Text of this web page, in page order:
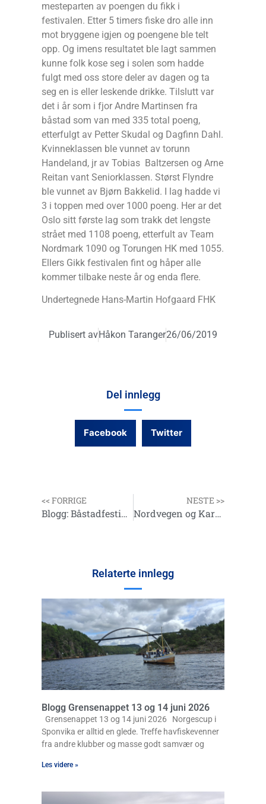
mesteparten av poengen du fikk i
festivalen. Etter 5 timers fiske dro alle inn
mot bryggene igjen og poengene ble telt
opp. Og imens resultatet ble lagt sammen
kunne folk kose seg i solen som hadde
fulgt med oss store deler av dagen og ta
seg en is eller leskende drikke. Tilslutt var
det i år som i fjor Andre Martinsen fra
båstad som van med 335 total poeng,
etterfulgt av Petter Skudal og Dagfinn Dahl.
Kvinneklassen ble vunnet av torunn
Handeland, jr av Tobias Baltzersen og Arne
Reitan vant Seniorklassen. Størst Flyndre
ble vunnet av Bjørn Bakkelid. I lag hadde vi
3 i toppen med over 1000 poeng. Her ar det
Oslo sitt første lag som trakk det lengste
strået med 1108 poeng, etterfult av Team
Nordmark 1090 og Torungen HK med 1055.
Ellers Gikk festivalen fint og håper alle
kommer tilbake neste år og enda flere.
Undertegnede Hans-Martin Hofgaard FHK
Publisert avHåkon Taranger26/06/2019
Del innlegg
Facebook Twitter
<< FORRIGE
Blogg: Båstadfestivalen den 5. mai 2019
NESTE >>
Nordvegen og Karmøy Havfiskefestival
Relaterte innlegg
Blogg Grensenappet 13 og 14 juni 2026
Grensenappet 13 og 14 juni 2026 Norgescup i
Sponvika er alltid en glede. Treffe havfiskevenner
fra andre klubber og masse godt samvær og
Les videre »